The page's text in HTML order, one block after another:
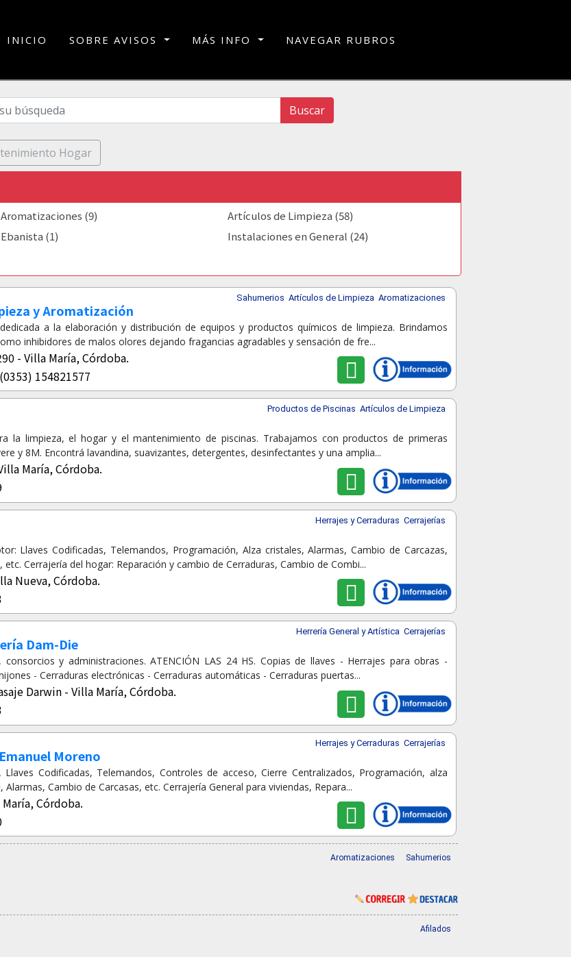
INICIO (current)
SOBRE AVISOS MÁS INFO NAVEGAR RUBROS
Buscar
Hogar
Aromatizaciones (9)
Artículos de Limpieza (58)
Ebanista (1)
Instalaciones en General (24)
Sahumerios Artículos de Limpieza Aromatizaciones
y Aromatización
a la elaboración y distribución de equipos y productos químicos de limpieza. Brindamos
inhibidores de malos olores dejando fragancias agradables y sensación de fre...
- Villa María, Córdoba.
(0353) 154821577
Productos de Piscinas Artículos de Limpieza
la limpieza, el hogar y el mantenimiento de piscinas. Trabajamos con productos de primeras
y 8M. Encontrá lavandina, suavizantes, detergentes, desinfectantes y una amplia...
María, Córdoba.
Herrajes y Cerraduras Cerrajerías
Llaves Codificadas, Telemandos, Programación, Alza cristales, Alarmas, Cambio de Carcazas,
Cerrajería del hogar: Reparación y cambio de Cerraduras, Cambio de Combi...
Nueva, Córdoba.
Herrería General y Artística Cerrajerías
Dam-Die
y administraciones. ATENCIÓN LAS 24 HS. Copias de llaves - Herrajes para obras -
- Cerraduras electrónicas - Cerraduras automáticas - Cerraduras puertas...
Darwin - Villa María, Córdoba.
Herrajes y Cerraduras Cerrajerías
Moreno
Codificadas, Telemandos, Controles de acceso, Cierre Centralizados, Programación, alza
Cambio de Carcasas, etc. Cerrajería General para viviendas, Repara...
Córdoba.
Aromatizaciones Sahumerios
Afilados